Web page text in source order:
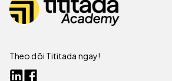
Theo dõi Tititada ngay!